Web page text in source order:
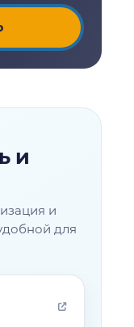
и
и
для